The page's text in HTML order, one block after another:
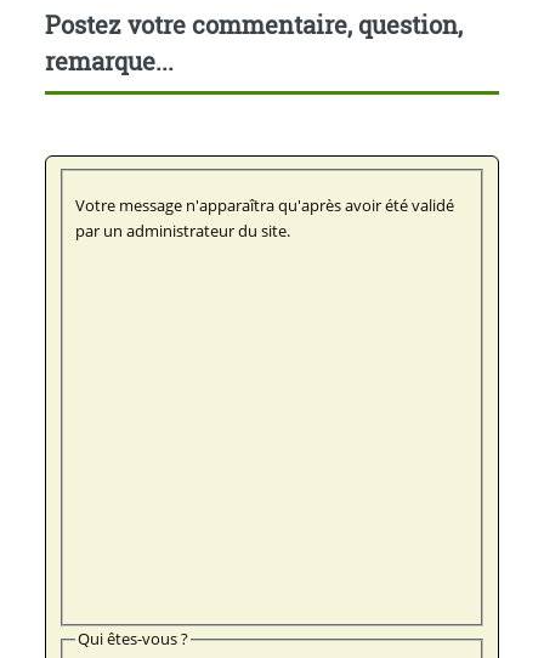
Postez votre commentaire, question,
remarque...
Votre message n'apparaîtra qu'après avoir été validé
par un administrateur du site.
Qui êtes-vous ?